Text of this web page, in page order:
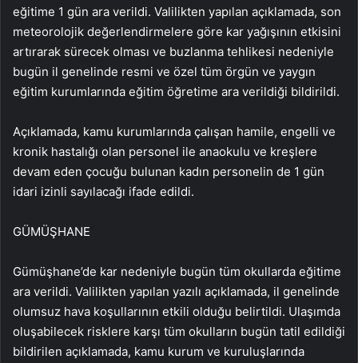
eğitime 1 gün ara verildi. Valilikten yapılan açıklamada, son
meteorolojik değerlendirmelere göre kar yağışının etkisini
artırarak sürecek olması ve buzlanma tehlikesi nedeniyle
bugün il genelinde resmi ve özel tüm örgün ve yaygın
eğitim kurumlarında eğitim öğretime ara verildiği bildirildi.
Açıklamada, kamu kurumlarında çalışan hamile, engelli ve
kronik hastalığı olan personel ile anaokulu ve kreşlere
devam eden çocuğu bulunan kadın personelin de 1 gün
idari izinli sayılacağı ifade edildi.
GÜMÜŞHANE
Gümüşhane’de kar nedeniyle bugün tüm okullarda eğitime
ara verildi. Valilikten yapılan yazılı açıklamada, il genelinde
olumsuz hava koşullarının etkili olduğu belirtildi. Ulaşımda
oluşabilecek risklere karşı tüm okulların bugün tatil edildiği
bildirilen açıklamada, kamu kurum ve kuruluşlarında